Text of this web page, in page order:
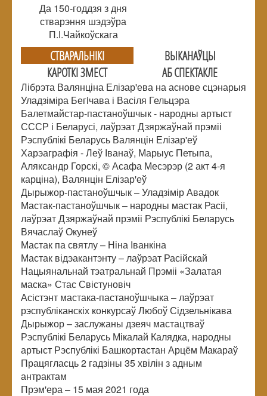
Да 150-годдзя з дня
стварэння шэдэўра
П.І.Чайкоўскага
СТВАРАЛЬНIКI
ВЫКАНАЎЦЫ
КАРОТКІ ЗМЕСТ
АБ СПЕКТАКЛЕ
Лібрэта Валянціна Елізар'ева на аснове сцэнарыя
Уладзіміра Бегiчава і Васіля Гельцэра
Балетмайстар-пастаноўшчык - народны артыст
СССР і Беларусі, лаўрэат Дзяржаўнай прэміі
Рэспублікі Беларусь Валянцін Елізар'еў
Харэаграфія - Леў Іванаў, Марыус Петыпа,
Аляксандр Горскі, © Асафа Месэрэр (2 акт 4-я
карціна), Валянцін Елізар'еў
Дырыжор-пастаноўшчык – Уладзімір Авадок
Мастак-пастаноўшчык – народны мастак Расіі,
лаўрэат Дзяржаўнай прэміі Рэспублікі Беларусь
Вячаслаў Окунеў
Мастак па святлу – Ніна Іванкіна
Мастак відэакантэнту – лаўрэат Расійскай
Нацыянальнай тэатральнай Прэміі «Залатая
маска» Стас Свістуновіч
Асістэнт мастака-пастаноўшчыка – лаўрэат
рэспубліканскіх конкурсаў Любоў Сідзельнікава
Дырыжор – заслужаны дзеяч мастацтваў
Рэспублікі Беларусь Мікалай Калядка, народны
артыст Рэспублікі Башкортастан Арцём Макараў
Працягласць 2 гадзіны 35 хвілін з адным
антрактам
Прэм'ера – 15 мая 2021 года